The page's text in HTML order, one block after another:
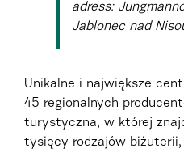
adress:
Jablonec nad
Unikalne i największe
45 regionalnych
turystyczna, w której
tysięcy rodzajów biżuterii,